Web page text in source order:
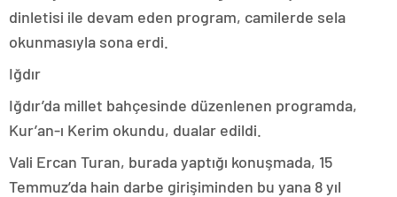
dinletisi ile devam eden program, camilerde sela
okunmasıyla sona erdi.
Iğdır
Iğdır’da millet bahçesinde düzenlenen programda,
Kur’an-ı Kerim okundu, dualar edildi.
Vali Ercan Turan, burada yaptığı konuşmada, 15
Temmuz’da hain darbe girişiminden bu yana 8 yıl